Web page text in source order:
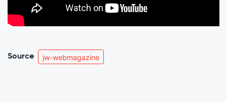
Source jw-webmagazine